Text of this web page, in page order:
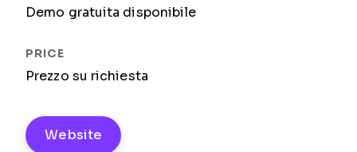
Demo gratuita disponibile
Prezzo su richiesta
Website